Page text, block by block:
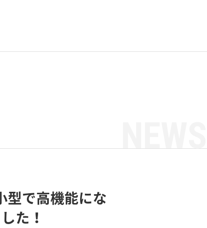
型で高機能にな
た！